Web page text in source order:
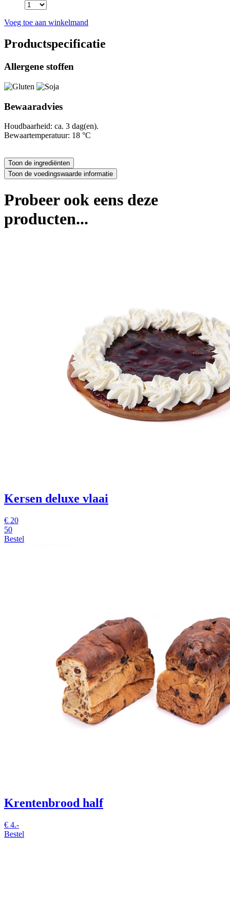
Voeg toe aan winkelmand
Productspecificatie
Allergene stoffen
Bewaaradvies
Houdbaarheid: ca. 3 dag(en).
Bewaartemperatuur: 18 °C
Probeer ook eens deze
producten...
Kersen deluxe vlaai
€ 20
50
Bestel
Krentenbrood half
€ 4.-
Bestel